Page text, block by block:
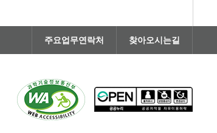
주요업무연락처 찾아오시는길